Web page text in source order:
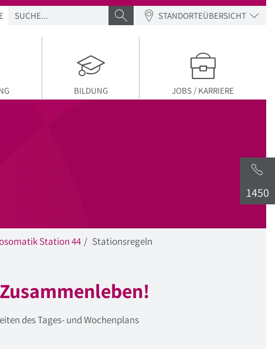
1450
SUCHE SUCHE ABSENDEN
STANDORTEÜBERSICHT
BILDUNG JOBS / KARRIERE
Station 44 Stationsregeln
des Tages- und Wochenplans